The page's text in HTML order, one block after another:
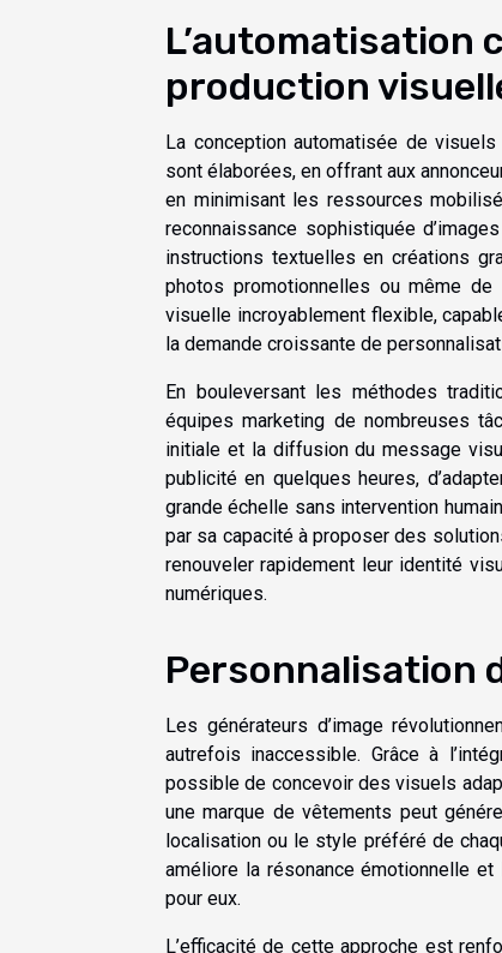
L’automatisation
production
La conception automatisée de
sont élaborées, en offrant aux
en minimisant les ressources
reconnaissance sophistiquée
instructions textuelles en créations
photos promotionnelles ou même
visuelle incroyablement flexible,
la demande croissante de
En bouleversant les méthodes
équipes marketing de nombreuses
initiale et la diffusion du message
publicité en quelques heures,
grande échelle sans intervention
par sa capacité à proposer des
renouveler rapidement leur identité
numériques.
Personnalisation
Les générateurs d’image
autrefois inaccessible. Grâce à
possible de concevoir des visuels
une marque de vêtements peut
localisation ou le style préféré de
améliore la résonance émotionnelle
pour eux.
L’efficacité de cette approche est